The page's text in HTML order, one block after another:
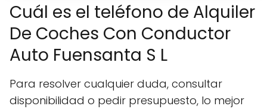
Cuál es el teléfono de Alquiler
De Coches Con Conductor
Auto Fuensanta S L
Para resolver cualquier duda, consultar
disponibilidad o pedir presupuesto, lo mejor